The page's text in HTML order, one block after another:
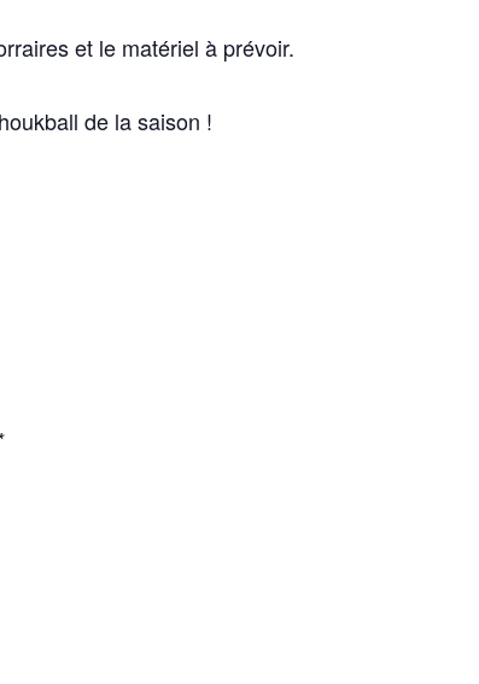
et le matériel à prévoir.
de la saison !